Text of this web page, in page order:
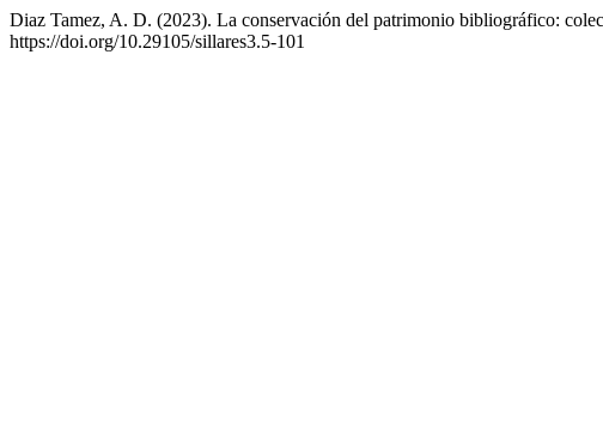
Diaz Tamez, A. D. (2023). La conservación del patrimonio bibliográfico:
https://doi.org/10.29105/sillares3.5-101